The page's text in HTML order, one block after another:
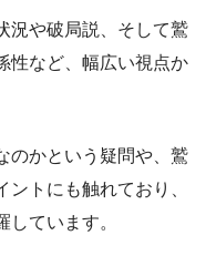
況や破局説、そして鷲
性など、幅広い視点か
のかという疑問や、鷲
トにも触れており、
ています。